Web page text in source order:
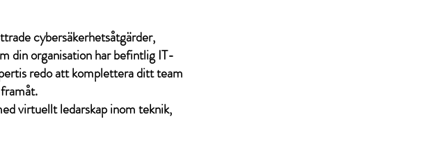
cybersäkerhetsåtgärder,
din organisation har befintlig IT-
redo att komplettera ditt team
virtuellt ledarskap inom teknik,